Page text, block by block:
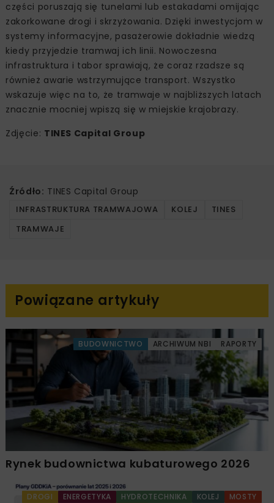
części poruszają się tunelami lub estakadami omijając
zakorkowane drogi i skrzyżowania. Dzięki inwestycjom w
systemy informacyjne, pasażerowie dokładnie wiedzą
kiedy przyjedzie tramwaj ich linii. Nowoczesna
infrastruktura i tabor sprawiają, że coraz rzadsze są
również awarie wstrzymujące transport. Wszystko
wskazuje więc na to, że tramwaje w najbliższych latach
znacznie mocniej wpiszą się w miejskie krajobrazy.
Zdjęcie: TINES Capital Group
Źródło: TINES Capital Group
INFRASTRUKTURA TRAMWAJOWA KOLEJ
TINES
TRAMWAJE
Powiązane artykuły
BUDOWNICTWO ARCHIWUM NBI RAPORTY
Rynek budownictwa kubaturowego 2026
DROGI ENERGETYKA HYDROTECHNIKA KOLEJ
MOSTY